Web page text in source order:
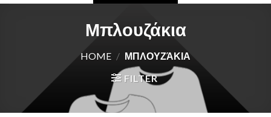
Μπλουζάκια
HOME / ΜΠΛΟΥΖΆΚΙΑ
FILTER